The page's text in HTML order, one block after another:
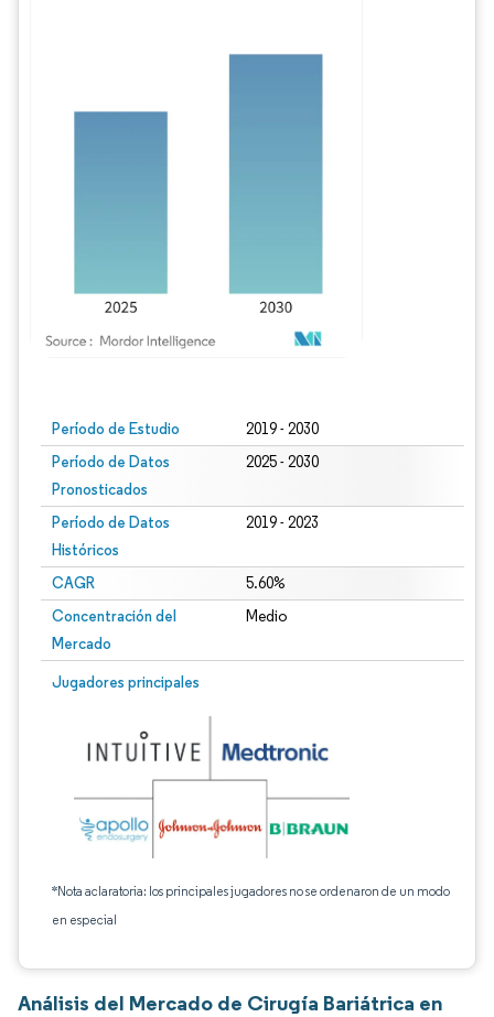
Período de Estudio 2019 - 2030
Período de Datos
Pronosticados
2025 - 2030
Período de Datos
Históricos
2019 - 2023
CAGR 5.60%
Concentración del
Mercado
Medio
Jugadores principales
*Nota aclaratoria: los principales jugadores no se ordenaron de un modo
en especial
Análisis del Mercado de Cirugía Bariátrica en